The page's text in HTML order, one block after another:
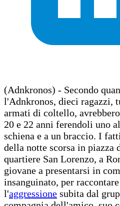
(Adnkronos) - Secondo
l'Adnkronos, dieci ragazzi,
armati di coltello,
20 e 22 anni ferendoli uno
schiena e a un braccio. I
della notte scorsa in piazza
quartiere San Lorenzo, a
giovane a presentarsi in
insanguinato, per
l'aggressione subita dal